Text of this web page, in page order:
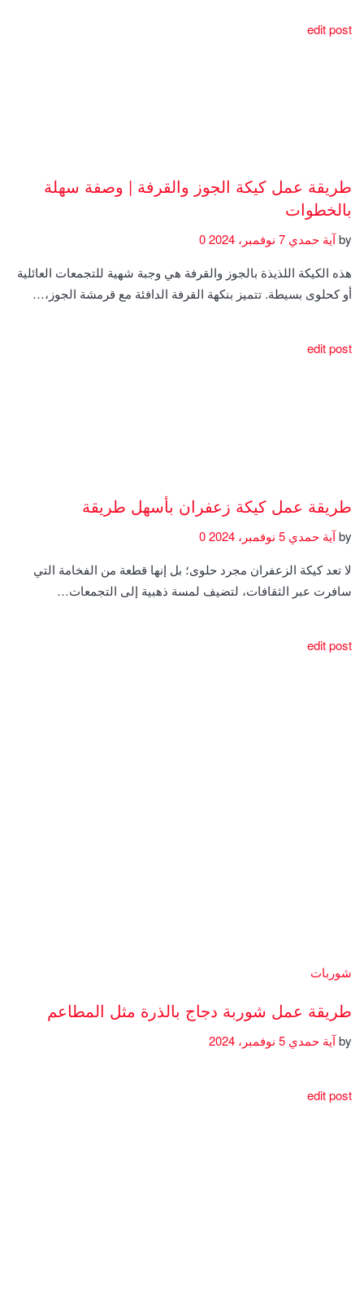
edit post
طريقة عمل كيكة الجوز والقرفة | وصفة سهلة
بالخطوات
byآية حمدي
هذه الكيكة اللذيذة بالجوز والقرفة هي وجبة شهية للتجمعات العائلية
أو كحلوى بسيطة. تتميز بنكهة القرفة الدافئة مع قرمشة الجوز،…
edit post
طريقة عمل كيكة زعفران بأسهل طريقة
byآية حمدي
لا تعد كيكة الزعفران مجرد حلوى؛ بل إنها قطعة من الفخامة التي
سافرت عبر الثقافات، لتضيف لمسة ذهبية إلى التجمعات…
edit post
شوربات
طريقة عمل شوربة دجاج بالذرة مثل المطاعم
byآية حمدي
edit post